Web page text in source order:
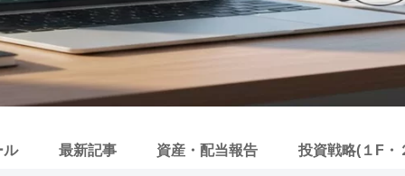
ル 最新記事 資産・配当報告 投資戦略(１F・